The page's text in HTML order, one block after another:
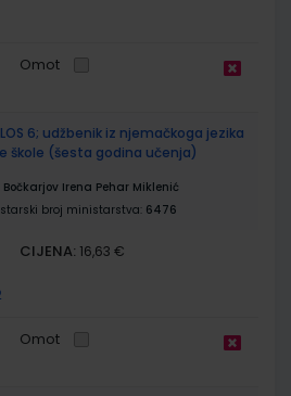
Omot
LOS 6; udžbenik iz njemačkoga jezika
škole (šesta godina učenja)
Irena Pehar Miklenić
broj ministarstva: 6476
CIJENA: 16,63 €
Omot